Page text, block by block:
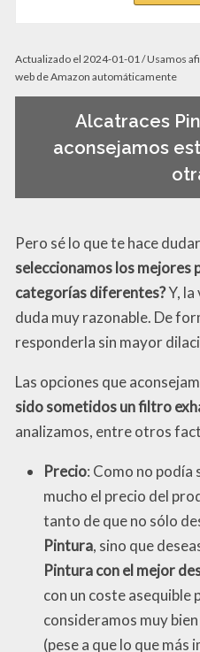
Actualizado el 2024-01-01 / Usamos
web de Amazon automáticamente
Alcatraces
aconsejamos
Pero sé lo que te hace
seleccionamos los
categorías diferentes?Y, la
duda muy razonable. De
responderla sin mayor
Las opciones que
sido sometidos un filtro
analizamos, entre otros
Precio: Como no
mucho el precio del
tanto de que no sólo
Pintura, sino que
Pintura con el mejor
con un coste asequible
consideramos muy
(pese a que lo que más